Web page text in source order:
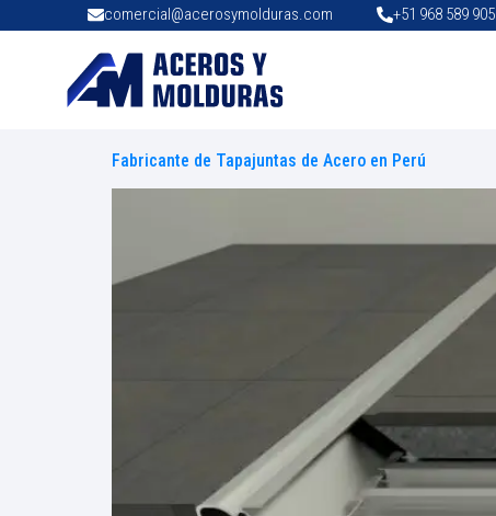
comercial@acerosymolduras.com +51 968 589 905
Fabricante de Tapajuntas de Acero en Perú